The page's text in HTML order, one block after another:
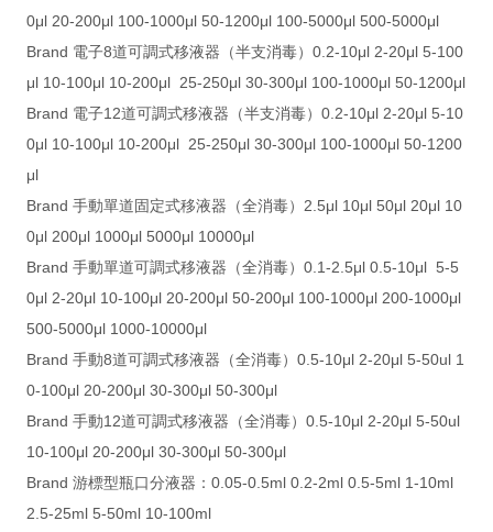
0μl 20-200μl 100-1000μl 50-1200μl 100-5000μl 500-5000μl
Brand 電子8道可調式移液器（半支消毒）0.2-10μl 2-20μl 5-100
μl 10-100μl 10-200μl 25-250μl 30-300μl 100-1000μl 50-1200μl
Brand 電子12道可調式移液器（半支消毒）0.2-10μl 2-20μl 5-10
0μl 10-100μl 10-200μl 25-250μl 30-300μl 100-1000μl 50-1200
μl
Brand 手動單道固定式移液器（全消毒）2.5μl 10μl 50μl 20μl 10
0μl 200μl 1000μl 5000μl 10000μl
Brand 手動單道可調式移液器（全消毒）0.1-2.5μl 0.5-10μl 5-5
0μl 2-20μl 10-100μl 20-200μl 50-200μl 100-1000μl 200-1000μl
500-5000μl 1000-10000μl
Brand 手動8道可調式移液器（全消毒）0.5-10μl 2-20μl 5-50ul 1
0-100μl 20-200μl 30-300μl 50-300μl
Brand 手動12道可調式移液器（全消毒）0.5-10μl 2-20μl 5-50ul
10-100μl 20-200μl 30-300μl 50-300μl
Brand 游標型瓶口分液器：0.05-0.5ml 0.2-2ml 0.5-5ml 1-10ml
2.5-25ml 5-50ml 10-100ml